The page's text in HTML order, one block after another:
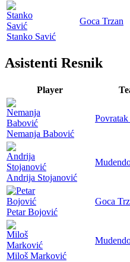
Stanko Savić
Goca Trzan
Asistenti Resnik
Player
Nemanja Babović
Andrija Stojanović
Petar Bojović
Goca
Miloš Marković